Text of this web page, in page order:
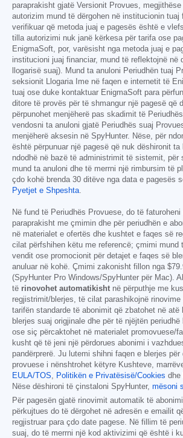
paraprakisht gjatë Versionit Provues,
autorizim mund të dërgohen në institucionin tuaj
verifikuar që metoda juaj e pagesës është e
tilla autorizimi nuk janë kërkesa për tarifa ose
EnigmaSoft, por, varësisht nga metoda juaj e
institucioni juaj financiar, mund të reflektojnë në
llogarisë suaj). Mund ta anuloni Periudhën tuaj
seksionit Llogaria Ime në faqen e internetit të
tuaj ose duke kontaktuar EnigmaSoft para
ditore të provës për të shmangur një pagesë që
përpunohet menjëherë pas skadimit të
vendosni ta anuloni gjatë Periudhës suaj
menjëherë aksesin në SpyHunter. Nëse, për
është përpunuar një pagesë që nuk dëshironit
ndodhë në bazë të administrimit të sistemit, për
mund ta anuloni dhe të merrni një rimbursim të
çdo kohë brenda 30 ditëve nga data e pagesës
Pyetjet e Shpeshta.
Në fund të Periudhës Provuese, do të faturoheni
paraprakisht me çmimin dhe për periudhën e
në materialet e ofertës dhe kushtet e faqes së
cilat përfshihen këtu me referencë; çmimi mund
vendit ose promocionit për detajet e faqes së
anuluar në kohë. Çmimi zakonisht fillon nga
(SpyHunter Pro Windows/SpyHunter për Mac).
të rinovohet automatikisht në përputhje me
regjistrimit/blerjes, të cilat parashikojnë
tarifën standarde të abonimit që zbatohet në atë
blerjes suaj origjinale dhe për të njëjtën
ose siç përcaktohet në materialet promovuese/
kusht që të jeni një përdorues abonimi i
pandërprerë. Ju lutemi shihni faqen e blerjes për
provuese i nënshtrohet këtyre Kushteve,
EULA/TOS, Politikën e Privatësisë/Cookies dhe
Nëse dëshironi të çinstaloni SpyHunter, mësoni
Për pagesën gjatë rinovimit automatik të
përkujtues do të dërgohet në adresën e emailit
regjistruar para çdo date pagese. Në fillim të
suaj, do të merrni një kod aktivizimi që është i